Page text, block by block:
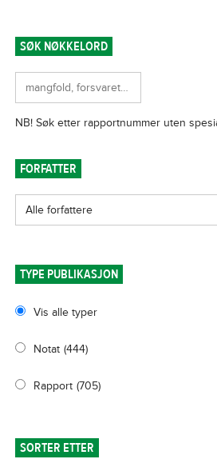
SØK NØKKELORD
FORFATTER
TYPE PUBLIKASJON
Vis alle typer
Notat (444)
Rapport (705)
SORTER ETTER